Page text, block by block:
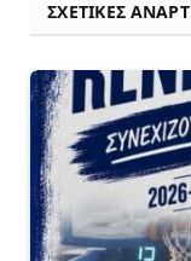
ΣΧΕΤΙΚΈΣ